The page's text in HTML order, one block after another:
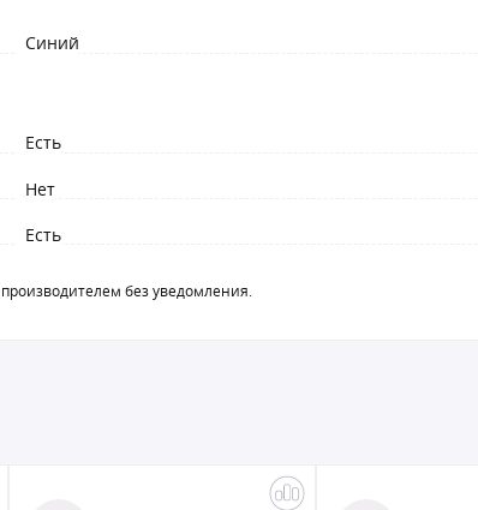
Синий
Есть
Нет
Есть
без уведомления.